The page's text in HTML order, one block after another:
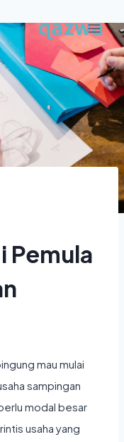
Pemula
mau mulai
sampingan
modal besar
usaha yang